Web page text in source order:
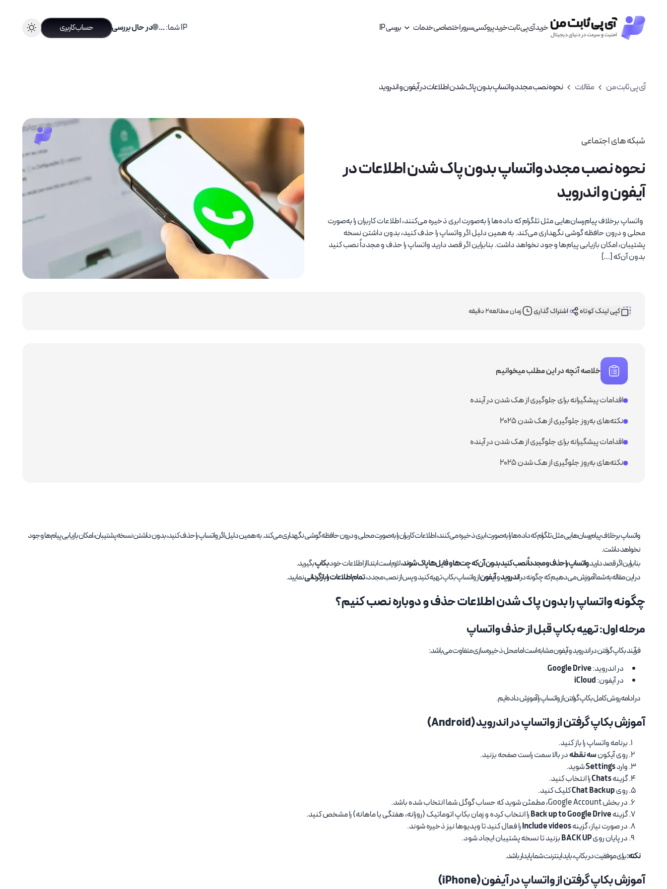
خرید آی پی ثابتخرید پروکسیسرور اختصاصیخدمات
لوکیشن ها
خرید آی پی ثابت لوکیشن ها متنوع
خرید آی پی ثابت آلمان
خرید آی پی ثابت امارات
خرید آی پی ثابت هلند
خرید آی پی ثابت فرانسه
سرویس های مالی و بانکی
خرید آی پی ثابت فارکس Forex
خرید آی پی ثابت وایز Wise
سرویس های مناسب ترید های حرفه ای
خرید آی پی ثابت ترید
خرید آی پی ثابت بایننس Binance
خرید آی پی ثابت کوینبیس Coinbase
بررسی IP IP شما: ...
🌐در حال بررسی حساب کاربری
آی پی ثابت من مقالات نحوه نصب مجدد واتساپ بدون پاک شدن اطلاعات در آیفون و اندروید
شبکه های اجتماعی
نحوه نصب مجدد واتساپ بدون پاک شدن اطلاعات در
آیفون و اندروید
واتساپ برخلاف پیام‌رسان‌هایی مثل تلگرام که داده‌ها را به‌صورت ابری ذخیره می‌کنند، اطلاعات کاربران را به‌صورت
محلی و درون حافظه گوشی نگهداری می‌کند. به همین دلیل اگر واتساپ را حذف کنید، بدون داشتن نسخه
پشتیبان، امکان بازیابی پیام‌ها وجود نخواهد داشت. بنابراین اگر قصد دارید واتساپ را حذف و مجدداً نصب کنید
بدون آن‌که […]
کپی لینک کوتاه اشتراک گذاری زمان مطالعه2 دقیقه
خلاصه آنچه در این مطلب میخوانیم
اقدامات پیشگیرانه برای جلوگیری از هک شدن در آینده
نکته‌های به‌روز جلوگیری از هک شدن ۲۰۲۵
اقدامات پیشگیرانه برای جلوگیری از هک شدن در آینده
نکته‌های به‌روز جلوگیری از هک شدن ۲۰۲۵
واتساپ برخلاف پیام‌رسان‌هایی مثل تلگرام که داده‌ها را به‌صورت ابری ذخیره می‌کنند، اطلاعات کاربران را به‌صورت محلی و درون حافظه گوشی نگهداری می‌کند. به همین دلیل اگر واتساپ را حذف کنید، بدون داشتن نسخه پشتیبان، امکان بازیابی پیام‌ها وجود
نخواهد داشت.
بنابراین اگر قصد داریدواتساپ را حذف و مجدداً نصب کنید بدون آن‌که چت‌ها و فایل‌ها پاک شوند، لازم است ابتدا از اطلاعات خودبکاپبگیرید.
در این مقاله به شما آموزش می‌دهیم که چگونه دراندرویدوآیفوناز واتساپ بکاپ تهیه کنید و پس از نصب مجدد،تمام اطلاعات را بازگردانینمایید.
چگونه واتساپ را بدون پاک شدن اطلاعات حذف و دوباره نصب کنیم؟
مرحله اول: تهیه بکاپ قبل از حذف واتساپ
فرآیند بکاپ گرفتن در اندروید و آیفون مشابه است اما محل ذخیره‌سازی متفاوت می‌باشد:
در اندروید:Google Drive
در آیفون:iCloud
در ادامه روش کامل بکاپ گرفتن از واتساپ را آموزش داده‌ایم.
آموزش بکاپ گرفتن از واتساپ در اندروید (Android)
برنامه واتساپ را باز کنید.
روی آیکونسه نقطهدر بالا سمت راست صفحه بزنید.
واردSettingsشوید.
گزینهChatsرا انتخاب کنید.
رویChat Backupکلیک کنید.
در بخش Google Account، مطمئن شوید که حساب گوگل شما انتخاب شده باشد.
گزینهBack up to Google Driveرا انتخاب کرده و زمان بکاپ اتوماتیک (روزانه، هفتگی یا ماهانه) را مشخص کنید.
در صورت نیاز، گزینهInclude videosرا فعال کنید تا ویدیوها نیز ذخیره شوند.
در پایان رویBACK UPبزنید تا نسخه پشتیبان ایجاد شود.
نکته:برای موفقیت در بکاپ، باید اینترنت شما پایدار باشد.
آموزش بکاپ گرفتن از واتساپ در آیفون (iPhone)